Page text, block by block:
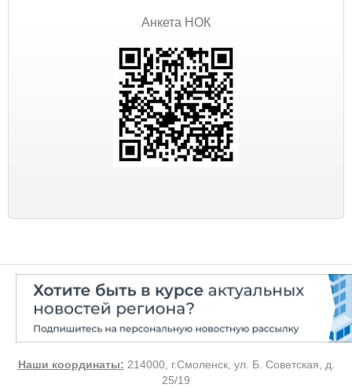
Анкета НОК
Наши координаты: 214000, г.Смоленск, ул. Б. Советская, д.
25/19